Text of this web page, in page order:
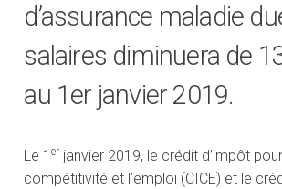
d’assurance maladie
salaires diminuera de
au 1er janvier 2019.
Le 1er janvier 2019, le crédit d’impôt
compétitivité et l’emploi (CICE) et le